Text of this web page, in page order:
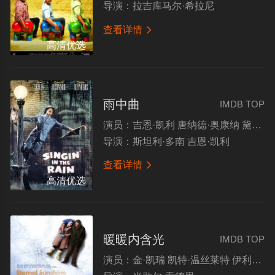
高清优选
导演： 拉吉库马尔·希拉尼
查看详情 
高清优选
IMDB TOP
雨中曲
演员： 吉恩·凯利 唐纳德·奥康纳 黛比·雷诺斯 简·哈根
导演： 斯坦利·多南 吉恩·凯利
查看详情 
IMDB TOP
暖暖内含光
演员： 金·凯瑞 凯特·温丝莱特 伊利亚·伍德 克斯汀·邓斯特